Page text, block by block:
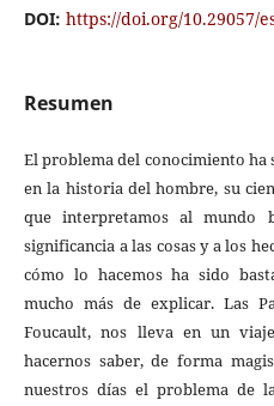
DOI: https://doi.org/10.29057/
Resumen
El problema del conocimiento ha
en la historia del hombre, su
que interpretamos al mundo
significancia a las cosas y a los
cómo lo hacemos ha sido
mucho más de explicar. Las
Foucault, nos lleva en un
hacernos saber, de forma
nuestros días el problema de